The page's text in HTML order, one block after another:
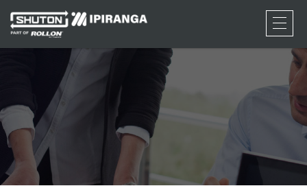
RFQ